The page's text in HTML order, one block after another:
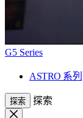
G5 Series
ASTRO 系列
探索 探索